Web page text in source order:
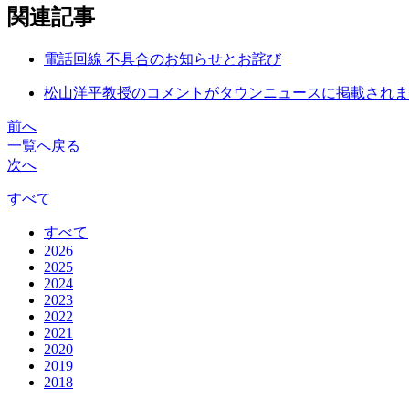
関連記事
電話回線 不具合のお知らせとお詫び
松山洋平教授のコメントがタウンニュースに掲載され
前へ
一覧へ戻る
次へ
すべて
すべて
2026
2025
2024
2023
2022
2021
2020
2019
2018